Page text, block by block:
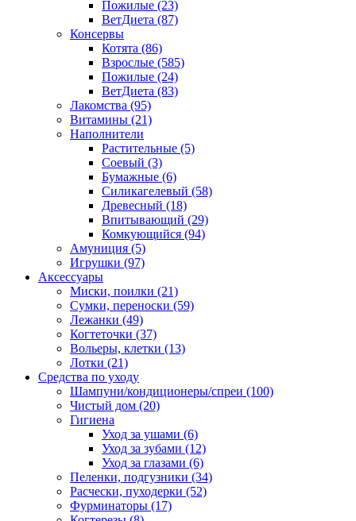
Пожилые (23)
ВетДиета (87)
Консервы
Котята (86)
Взрослые (585)
Пожилые (24)
ВетДиета (83)
Лакомства (95)
Витамины (21)
Наполнители
Растительные (5)
Соевый (3)
Бумажные (6)
Силикагелевый (58)
Древесный (18)
Впитывающий (29)
Комкующийся (94)
Амуниция (5)
Игрушки (97)
Аксессуары
Миски, поилки (21)
Сумки, переноски (59)
Лежанки (49)
Когтеточки (37)
Вольеры, клетки (13)
Лотки (21)
Средства по уходу
Шампуни/кондиционеры/спреи (100)
Чистый дом (20)
Гигиена
Уход за ушами (6)
Уход за зубами (12)
Уход за глазами (6)
Пеленки, подгузники (34)
Расчески, пуходерки (52)
Фурминаторы (17)